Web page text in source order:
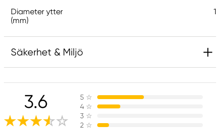
Diameter ytter
(mm)
1
Säkerhet & Miljö
Ansvarig EU
Panduro Hobby
Panduro
205 14 Malmö, Sweden
3.6 5 ☆
4 ☆
3 ☆
2 ☆